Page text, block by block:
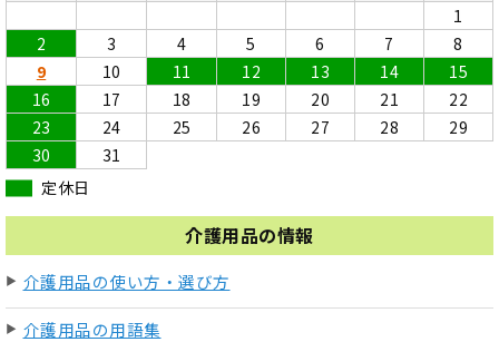
1
2
3 4 5 6 7
8
9
10 11 12 13 14
15
16
17 18 19 20 21
22
23
24 25 26 27 28
29
30
31
定休日
介護用品の情報
介護用品の使い方・選び方
介護用品の用語集